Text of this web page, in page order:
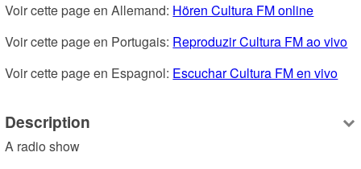
Voir cette page en Allemand: Hören Cultura FM online
Voir cette page en Portugais: Reproduzir Cultura FM ao vivo
Voir cette page en Espagnol: Escuchar Cultura FM en vivo
Description
A radio show